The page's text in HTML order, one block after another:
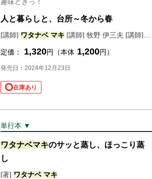
人と暮らしと、台所～冬から春
[講師] ワタナベ マキ [講師] 牧野 伊三夫 [講師] 小川 糸 [講師] 松本未來・松本裕美 [講師] 小林恭・小林マナ [講師] 福田 春美 [講師] 山中康廣・山中阿美子 [講師] 服部雄一郎・服部麻子
定価： 1,320円（本体 1,200円）
発売日：2024年12月23日
在庫あり
単行本 ▼
ワタナベマキのサッと蒸し、ほっこり蒸
し
[著] ワタナベ マキ